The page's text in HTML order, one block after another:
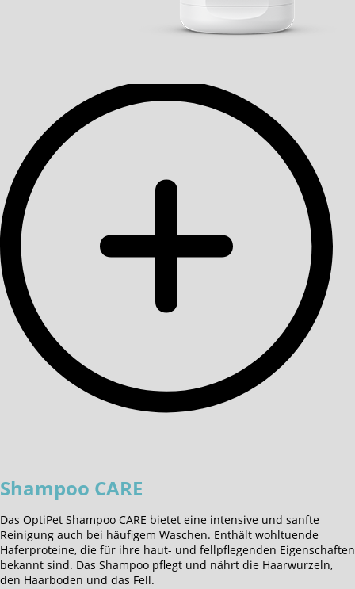
Shampoo CARE
Das OptiPet Shampoo CARE bietet eine intensive und sanfte
Reinigung auch bei häufigem Waschen. Enthält wohltuende
Haferproteine, die für ihre haut- und fellpflegenden Eigenschaften
bekannt sind. Das Shampoo pflegt und nährt die Haarwurzeln,
den Haarboden und das Fell.